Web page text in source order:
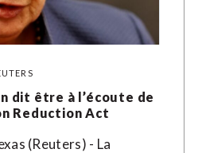
dit être à l’écoute de
Reduction Act
(Reuters) - La